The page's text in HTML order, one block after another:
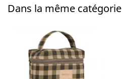
Dans la même catégorie